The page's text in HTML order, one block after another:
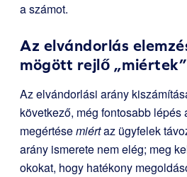
a számot.
Az elvándorlás
mögött rejlő
Az elvándorlási arány
következő, még fontosabb lépés
megértésemiértaz ügyfelek
arány ismerete nem elég; meg
okokat, hogy hatékony